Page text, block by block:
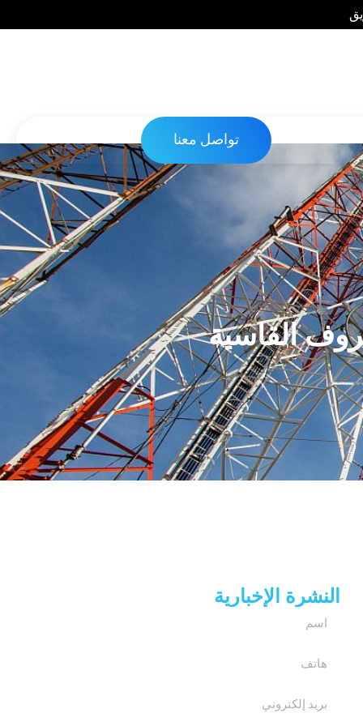
تواصل معنا
القاسية
النشرة الإخبارية